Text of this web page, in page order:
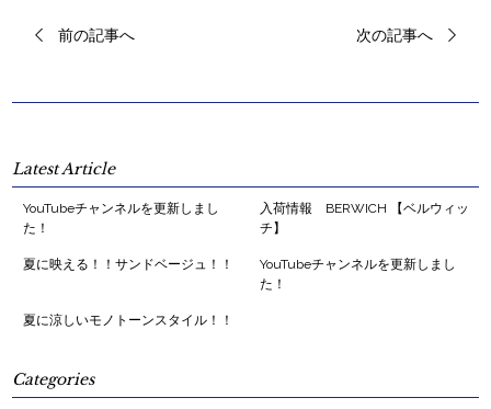
前の記事へ 次の記事へ
Latest Article
YouTubeチャンネルを更新しまし
た！
入荷情報 BERWICH 【ベルウィッ
チ】
夏に映える！！サンドベージュ！！
YouTubeチャンネルを更新しまし
た！
夏に涼しいモノトーンスタイル！！
Categories